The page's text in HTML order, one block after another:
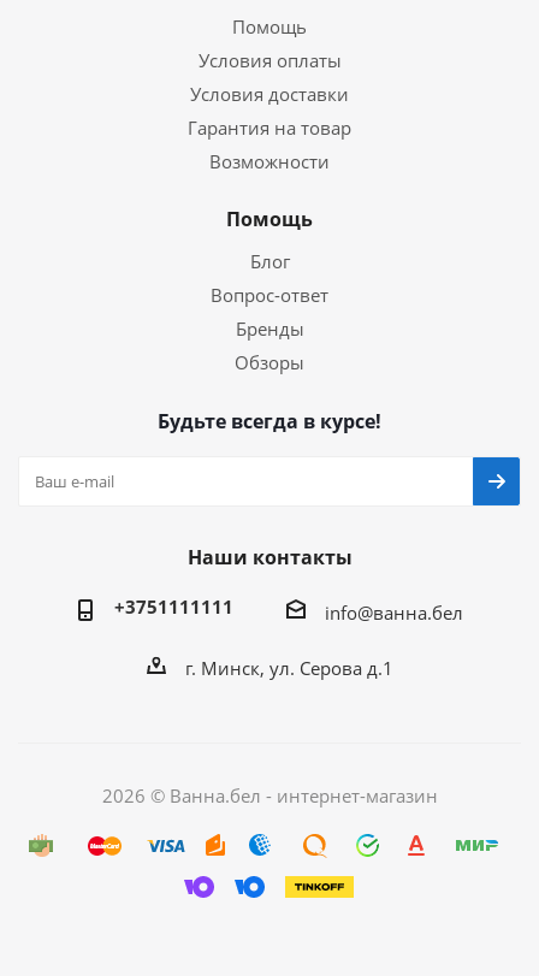
Помощь
Условия оплаты
Условия доставки
Гарантия на товар
Возможности
Помощь
Блог
Вопрос-ответ
Бренды
Обзоры
Будьте всегда в курсе!
Наши контакты
+3751111111 info@ванна.бел
г. Минск, ул. Серова д.1
2026 © Ванна.бел - интернет-магазин